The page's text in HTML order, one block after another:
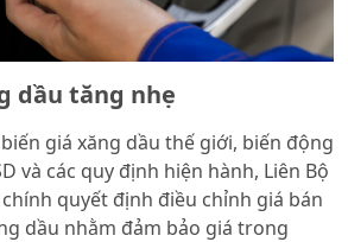
dầu tăng nhẹ
biến giá xăng dầu thế giới, biến động
và các quy định hiện hành, Liên Bộ
quyết định điều chỉnh giá bán
dầu nhằm đảm bảo giá trong